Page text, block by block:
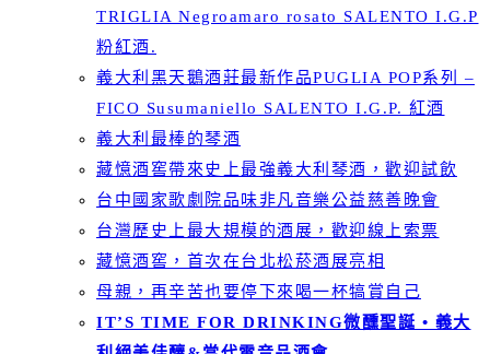
TRIGLIA Negroamaro rosato SALENTO I.G.P
粉紅酒.
義大利黑天鵝酒莊最新作品PUGLIA POP系列 –
FICO Susumaniello SALENTO I.G.P. 紅酒
義大利最棒的琴酒
藏憶酒窖帶來史上最強義大利琴酒，歡迎試飲
台中國家歌劇院品味非凡音樂公益慈善晚會
台灣歷史上最大規模的酒展，歡迎線上索票
藏憶酒窖，首次在台北松菸酒展亮相
母親，再辛苦也要停下來喝一杯犒賞自己
IT’S TIME FOR DRINKING微醺聖誕 • 義大